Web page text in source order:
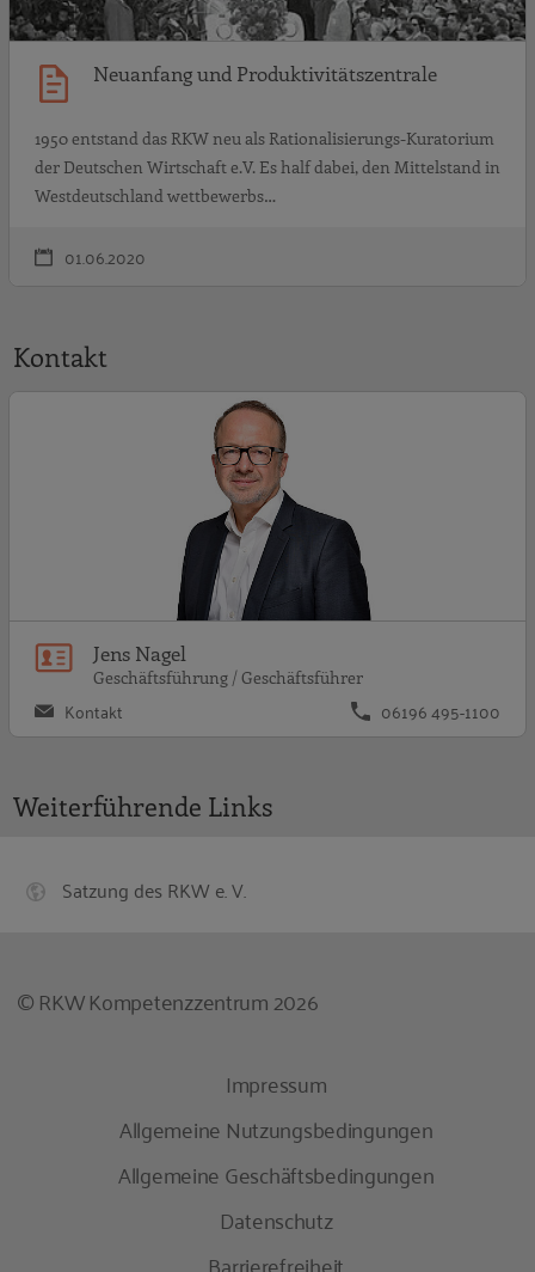
Neuanfang und Produktivitätszentrale
1950 entstand das RKW neu als Rationalisierungs-Kuratorium
der Deutschen Wirtschaft e.V. Es half dabei, den Mittelstand in
Westdeutschland wettbewerbs…
01.06.2020
Kontakt
Jens Nagel
Geschäftsführung / Geschäftsführer
Kontakt 06196 495-1100
Weiterführende Links
Satzung des RKW e. V.
© RKW Kompetenzzentrum 2026
Impressum
Allgemeine Nutzungsbedingungen
Allgemeine Geschäftsbedingungen
Datenschutz